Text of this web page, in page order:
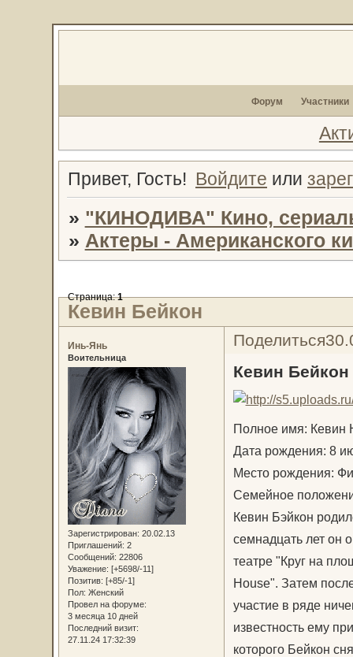
Форум Участники
Привет, Гость! Войдите или
» "КИНОДИВА" Кино,
» Актеры - Американского
Кевин Бейкон
Страница:1
Поделиться
Инь-Янь
Воительница
Зарегистрирован: 20.02.13
Приглашений: 2
Сообщений: 22806
Уважение: [+5698/-11]
Позитив: [+85/-1]
Пол: Женский
Провел на форуме:
3 месяца 10 дней
Последний визит:
27.11.24 17:32:39
Кевин Бейкон
Полное имя: Кевин
Дата рождения: 8
Место рождения:
Семейное
Кевин Бэйкон
семнадцать лет он
театре "Круг на
House". Затем
участие в ряде
известность ему
которого Бейкон